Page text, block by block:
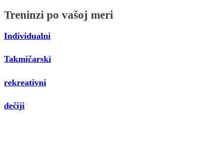
Treninzi po vašoj meri
Individualni
Takmičarski
rekreativni
dečiji